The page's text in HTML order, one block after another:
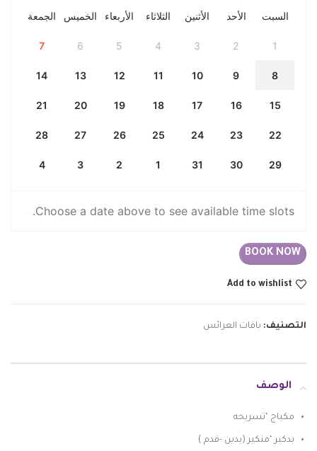
السبت الأحد الأثنين الثلاثاء الأربعاء الخميس الجمعة
1
2
3
4
5
6
7
8
9
10
11
12
13
14
15
16
17
18
19
20
21
22
23
24
25
26
27
28
29
30
31
1
2
3
4
Choose a date above to see available time slots.
BOOK NOW
Add to wishlist
التصنيف: باقات العرائس
الوصف
مكياج ‘تسريحه
بدكير ‘منكير (يدين -قدم )